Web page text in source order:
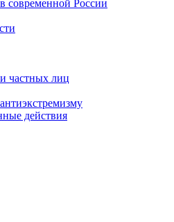
современной России
частных лиц
действия